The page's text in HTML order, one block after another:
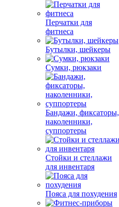
Перчатки для
фитнеса
Бутылки, шейкеры
Сумки, рюкзаки
Бандажи, фиксаторы,
наколенники,
суппортеры
Стойки и стеллажи
для инвентаря
Пояса для похудения